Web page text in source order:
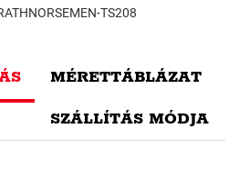
TS208
MÉRETTÁBLÁZAT
SZÁLLÍTÁS MÓDJA